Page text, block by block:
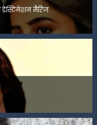
मैरिज